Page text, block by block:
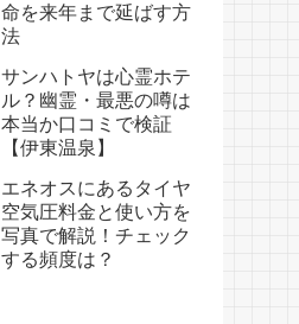
命を来年まで延ばす方
法
サンハトヤは心霊ホテ
ル？幽霊・最悪の噂は
本当か口コミで検証
【伊東温泉】
エネオスにあるタイヤ
空気圧料金と使い方を
写真で解説！チェック
する頻度は？